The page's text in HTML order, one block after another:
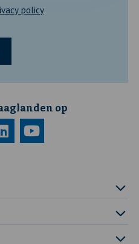
policy
op
Bezoek
pagina
Deze
in
een
pagina
in
een